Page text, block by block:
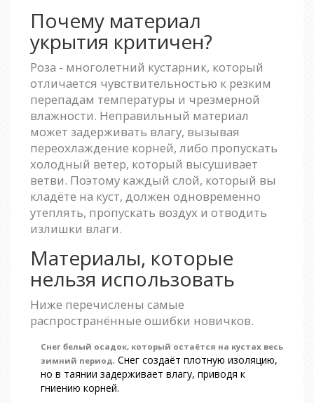
Почему материал
укрытия критичен?
Роза - многолетний кустарник, который
отличается чувствительностью к резким
перепадам температуры и чрезмерной
влажности. Неправильный материал
может задерживать влагу, вызывая
переохлаждение корней, либо пропускать
холодный ветер, который высушивает
ветви. Поэтому каждый слой, который вы
кладёте на куст, должен одновременно
утеплять, пропускать воздух и отводить
излишки влаги.
Материалы, которые
нельзя использовать
Ниже перечислены самые
распространённые ошибки новичков.
Снег белый осадок, который остаётся на кустах весь
зимний период. Снег создаёт плотную изоляцию,
но в таянии задерживает влагу, приводя к
гниению корней.